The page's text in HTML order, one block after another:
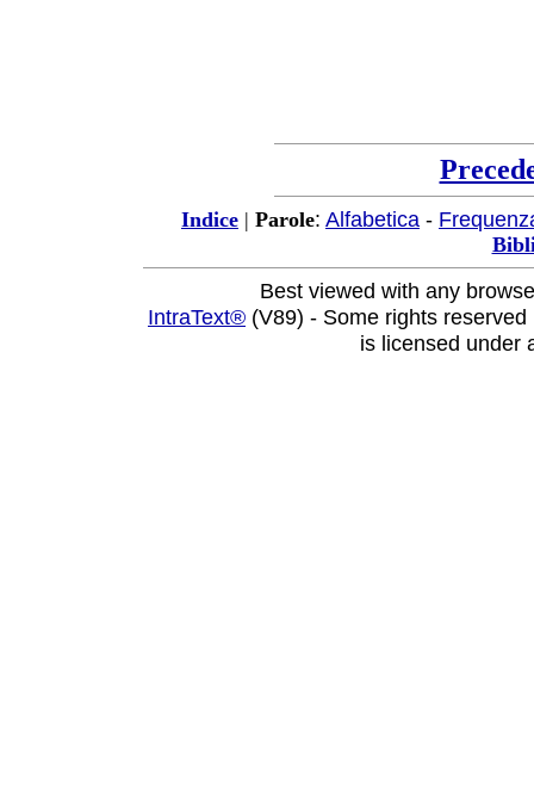
Indice | Parole: Alfabetica -
Best viewed with any
IntraText® (V89) - Some rights
is licensed under